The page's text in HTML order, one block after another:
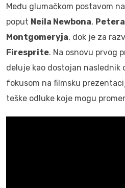
Među glumačkom postavom
poput Neila Newbona,
Montgomeryja, dok je za
Firesprite. Na osnovu prvog
deluje kao dostojan naslednik
fokusom na filmsku
teške odluke koje mogu